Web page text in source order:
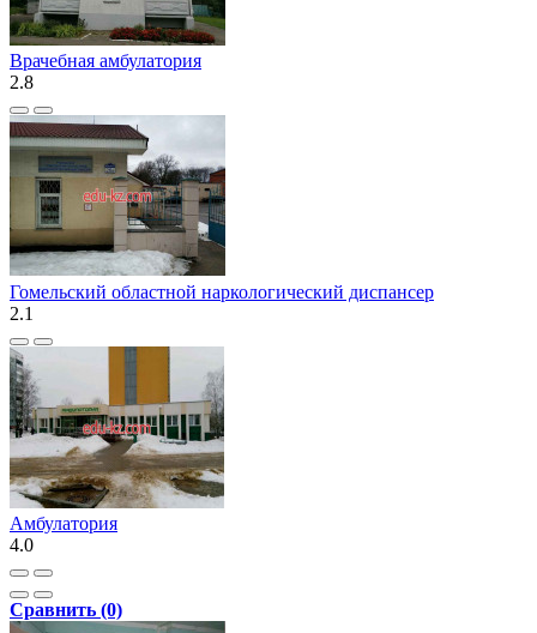
Врачебная амбулатория
2.8
Гомельский областной наркологический диспансер
2.1
Амбулатория
4.0
Сравнить (0)